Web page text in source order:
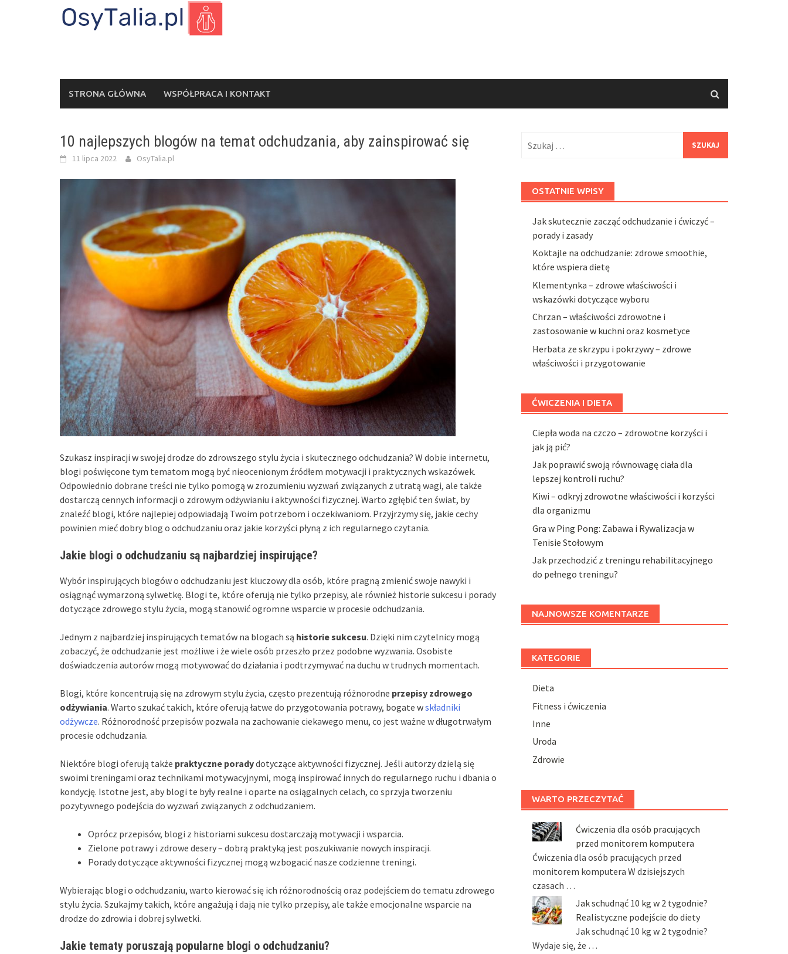
STRONA GŁÓWNA WSPÓŁPRACA I KONTAKT
10 najlepszych blogów na temat odchudzania, aby zainspirować się
11 lipca 2022 OsyTalia.pl
Szukasz inspiracji w swojej drodze do zdrowszego stylu życia i skutecznego odchudzania? W dobie internetu,
blogi poświęcone tym tematom mogą być nieocenionym źródłem motywacji i praktycznych wskazówek.
Odpowiednio dobrane treści nie tylko pomogą w zrozumieniu wyzwań związanych z utratą wagi, ale także
dostarczą cennych informacji o zdrowym odżywianiu i aktywności fizycznej. Warto zgłębić ten świat, by
znaleźć blogi, które najlepiej odpowiadają Twoim potrzebom i oczekiwaniom. Przyjrzymy się, jakie cechy
powinien mieć dobry blog o odchudzaniu oraz jakie korzyści płyną z ich regularnego czytania.
Jakie blogi o odchudzaniu są najbardziej inspirujące?
Wybór inspirujących blogów o odchudzaniu jest kluczowy dla osób, które pragną zmienić swoje nawyki i
osiągnąć wymarzoną sylwetkę. Blogi te, które oferują nie tylko przepisy, ale również historie sukcesu i porady
dotyczące zdrowego stylu życia, mogą stanowić ogromne wsparcie w procesie odchudzania.
Jednym z najbardziej inspirujących tematów na blogach są historie sukcesu. Dzięki nim czytelnicy mogą
zobaczyć, że odchudzanie jest możliwe i że wiele osób przeszło przez podobne wyzwania. Osobiste
doświadczenia autorów mogą motywować do działania i podtrzymywać na duchu w trudnych momentach.
Blogi, które koncentrują się na zdrowym stylu życia, często prezentują różnorodne przepisy zdrowego
odżywiania. Warto szukać takich, które oferują łatwe do przygotowania potrawy, bogate wskładniki
odżywcze. Różnorodność przepisów pozwala na zachowanie ciekawego menu, co jest ważne w długotrwałym
procesie odchudzania.
Niektóre blogi oferują także praktyczne poradydotyczące aktywności fizycznej. Jeśli autorzy dzielą się
swoimi treningami oraz technikami motywacyjnymi, mogą inspirować innych do regularnego ruchu i dbania o
kondycję. Istotne jest, aby blogi te były realne i oparte na osiągalnych celach, co sprzyja tworzeniu
pozytywnego podejścia do wyzwań związanych z odchudzaniem.
Oprócz przepisów, blogi z historiami sukcesu dostarczają motywacji i wsparcia.
Zielone potrawy i zdrowe desery – dobrą praktyką jest poszukiwanie nowych inspiracji.
Porady dotyczące aktywności fizycznej mogą wzbogacić nasze codzienne treningi.
Wybierając blogi o odchudzaniu, warto kierować się ich różnorodnością oraz podejściem do tematu zdrowego
stylu życia. Szukajmy takich, które angażują i dają nie tylko przepisy, ale także emocjonalne wsparcie na
drodze do zdrowia i dobrej sylwetki.
Jakie tematy poruszają popularne blogi o odchudzaniu?
OSTATNIE WPISY
Jak skutecznie zacząć odchudzanie i ćwiczyć –
porady i zasady
Koktajle na odchudzanie: zdrowe smoothie,
które wspiera dietę
Klementynka – zdrowe właściwości i
wskazówki dotyczące wyboru
Chrzan – właściwości zdrowotne i
zastosowanie w kuchni oraz kosmetyce
Herbata ze skrzypu i pokrzywy – zdrowe
właściwości i przygotowanie
ĆWICZENIA I DIETA
Ciepła woda na czczo – zdrowotne korzyści i
jak ją pić?
Jak poprawić swoją równowagę ciała dla
lepszej kontroli ruchu?
Kiwi – odkryj zdrowotne właściwości i korzyści
dla organizmu
Gra w Ping Pong: Zabawa i Rywalizacja w
Tenisie Stołowym
Jak przechodzić z treningu rehabilitacyjnego
do pełnego treningu?
NAJNOWSZE KOMENTARZE
KATEGORIE
Dieta
Fitness i ćwiczenia
Inne
Uroda
Zdrowie
WARTO PRZECZYTAĆ
Ćwiczenia dla osób pracujących
przed monitorem komputera
Ćwiczenia dla osób pracujących przed
monitorem komputera W dzisiejszych
czasach …
Jak schudnąć 10 kg w 2 tygodnie?
Realistyczne podejście do diety
Jak schudnąć 10 kg w 2 tygodnie?
Wydaje się, że …